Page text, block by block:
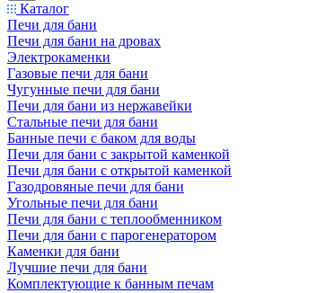
Каталог
Печи для бани
Печи для бани на дровах
Электрокаменки
Газовые печи для бани
Чугунные печи для бани
Печи для бани из нержавейки
Стальные печи для бани
Банные печи с баком для воды
Печи для бани с закрытой каменкой
Печи для бани с открытой каменкой
Газодровяные печи для бани
Угольные печи для бани
Печи для бани с теплообменником
Печи для бани с парогенератором
Каменки для бани
Лучшие печи для бани
Комплектующие к банным печам